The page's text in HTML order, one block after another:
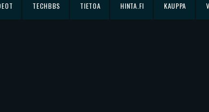
TECHBBS TIETOA HINTA.FI KAUPPA